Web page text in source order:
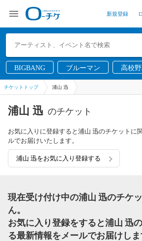
新規登録
BIGBANG ブルーマン 高校
チケットトップ 浦山 迅
浦山 迅 のチケット
お気に入りに登録すると浦山 迅のチケットに
ルでお届けいたします。
浦山 迅をお気に入り登録する
現在受け付け中の浦山 迅のチケ
ん。
お気に入り登録をすると浦山 迅
る最新情報をメールでお届けしま